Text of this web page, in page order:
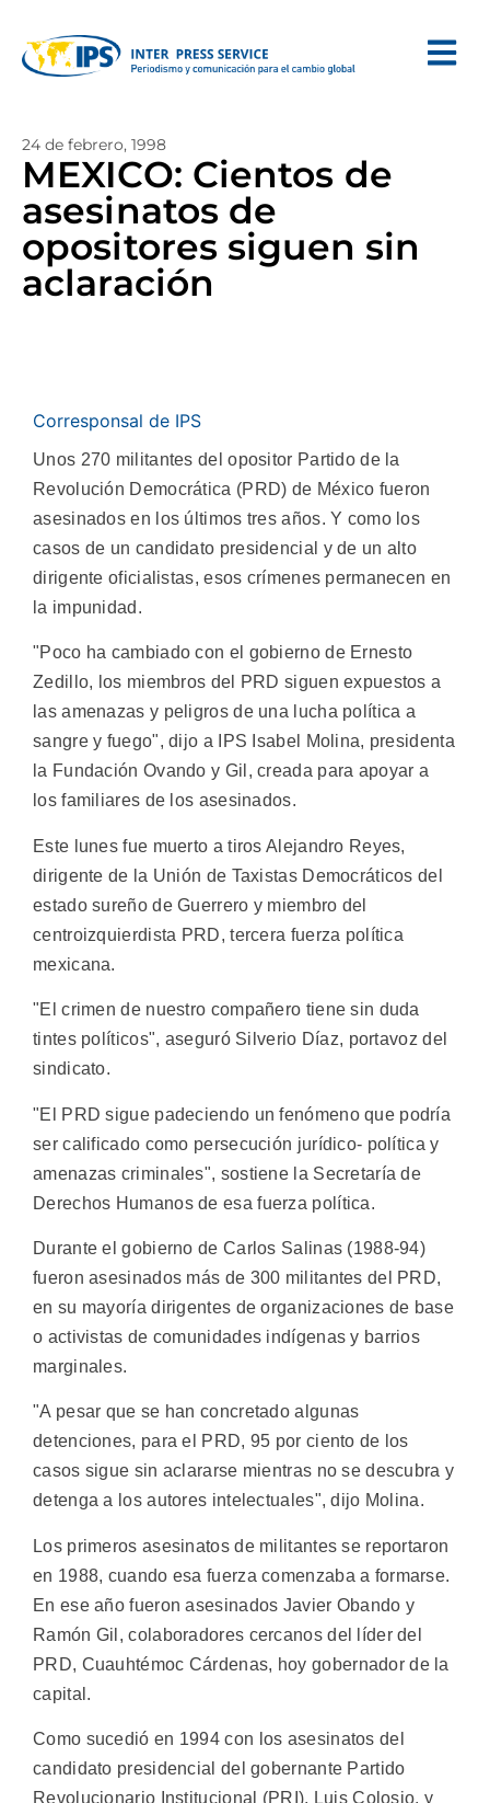
24 de febrero, 1998
MEXICO: Cientos de
asesinatos de
opositores siguen sin
aclaración
Corresponsal de IPS
Unos 270 militantes del opositor Partido de la
Revolución Democrática (PRD) de México fueron
asesinados en los últimos tres años. Y como los
casos de un candidato presidencial y de un alto
dirigente oficialistas, esos crímenes permanecen en
la impunidad.
"Poco ha cambiado con el gobierno de Ernesto
Zedillo, los miembros del PRD siguen expuestos a
las amenazas y peligros de una lucha política a
sangre y fuego", dijo a IPS Isabel Molina, presidenta
la Fundación Ovando y Gil, creada para apoyar a
los familiares de los asesinados.
Este lunes fue muerto a tiros Alejandro Reyes,
dirigente de la Unión de Taxistas Democráticos del
estado sureño de Guerrero y miembro del
centroizquierdista PRD, tercera fuerza política
mexicana.
"El crimen de nuestro compañero tiene sin duda
tintes políticos", aseguró Silverio Díaz, portavoz del
sindicato.
"El PRD sigue padeciendo un fenómeno que podría
ser calificado como persecución jurídico- política y
amenazas criminales", sostiene la Secretaría de
Derechos Humanos de esa fuerza política.
Durante el gobierno de Carlos Salinas (1988-94)
fueron asesinados más de 300 militantes del PRD,
en su mayoría dirigentes de organizaciones de base
o activistas de comunidades indígenas y barrios
marginales.
"A pesar que se han concretado algunas
detenciones, para el PRD, 95 por ciento de los
casos sigue sin aclararse mientras no se descubra y
detenga a los autores intelectuales", dijo Molina.
Los primeros asesinatos de militantes se reportaron
en 1988, cuando esa fuerza comenzaba a formarse.
En ese año fueron asesinados Javier Obando y
Ramón Gil, colaboradores cercanos del líder del
PRD, Cuauhtémoc Cárdenas, hoy gobernador de la
capital.
Como sucedió en 1994 con los asesinatos del
candidato presidencial del gobernante Partido
Revolucionario Institucional (PRI), Luis Colosio, y